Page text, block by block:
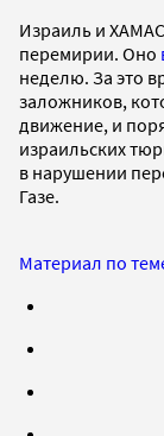
Израиль и
перемирии. Оно
неделю. За это
заложников,
движение, и
израильских
в нарушении
Газе.
Материал по